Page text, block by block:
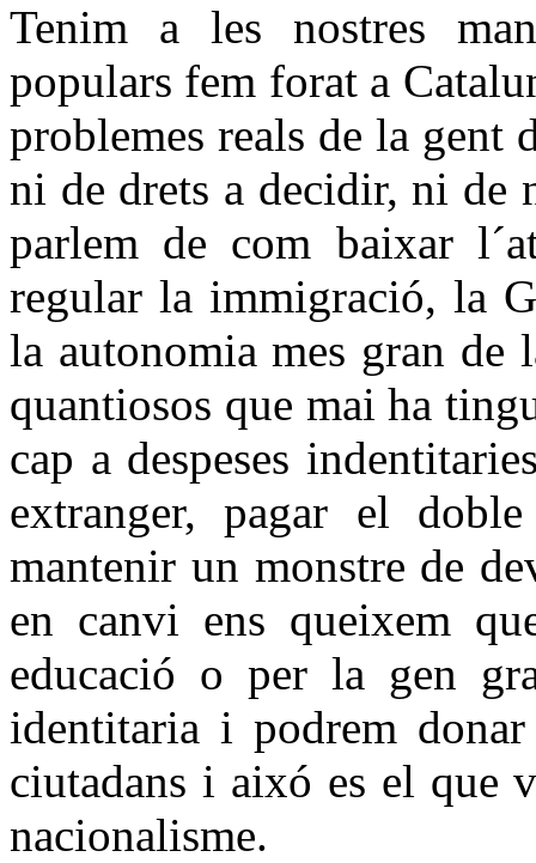
Tenim a les nostres
populars fem forat a
problemes reals de la gent
ni de drets a decidir, ni de
parlem de com baixar
regular la immigració, la
la autonomia mes gran de
quantiosos que mai ha
cap a despeses
extranger, pagar el
mantenir un monstre de
en canvi ens queixem
educació o per la gen
identitaria i podrem
ciutadans i aixó es el que
nacionalisme.